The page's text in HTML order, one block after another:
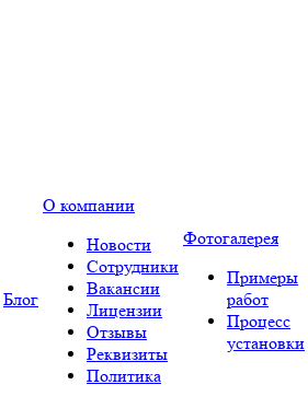
Блог
О компании
Новости
Сотрудники
Вакансии
Лицензии
Отзывы
Реквизиты
Политика
Фотогалерея
Примеры
работ
Процесс
установки